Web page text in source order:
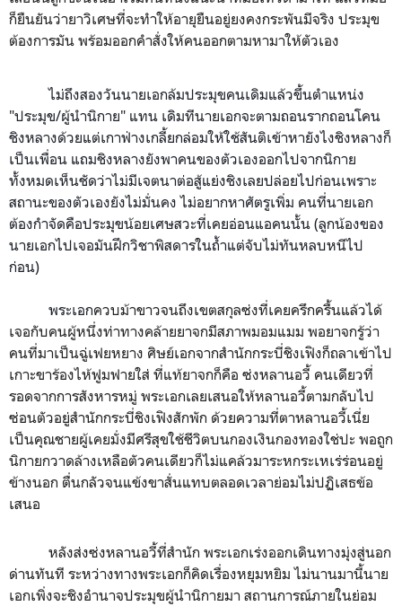
ก็ยืนยันว่ายาวิเศษที่จะทำให้อายุยืนอยู่ยงคงกระพันมีจริง ประมุข
ต้องการมัน พร้อมออกคำสั่งให้คนออกตามหามาให้ตัวเอง
ไม่ถึงสองวันนายเอกล้มประมุขคนเดิมแล้วขึ้นตำแหน่ง
"ประมุข/ผู้นำนิกาย" แทน เดิมทีนายเอกจะตามถอนรากถอนโคน
ชิงหลางด้วยแต่เกาฟ่างเกลี้ยกล่อมให้ใช้สันติเข้าหายังไงชิงหลางก็
เป็นเพื่อน แถมชิงหลางยังพาคนของตัวเองออกไปจากนิกาย
ทั้งหมดเห็นชัดว่าไม่มีเจตนาต่อสู้แย่งชิงเลยปล่อยไปก่อนเพราะ
สถานะของตัวเองยังไม่มั่นคง ไม่อยากหาศัตรูเพิ่ม คนที่นายเอก
ต้องกำจัดคือประมุขน้อยเศษสวะที่เคยอ่อนแอคนนั้น (ลูกน้องของ
นายเอกไปเจอมันฝึกวิชาพิสดารในถ้ำแต่จับไม่ทันหลบหนีไป
ก่อน)
พระเอกควบม้าขาวจนถึงเขตสกุลซ่งที่เคยครึกครื้นแล้วได้
เจอกับคนผู้หนึ่งท่าทางคล้ายยาจกมีสภาพมอมแมม พอยาจกรู้ว่า
คนที่มาเป็นฉู่เฟยหยาง ศิษย์เอกจากสำนักกระบี่ชิงเฟิงก็ถลาเข้าไป
เกาะขาร้องไห้ฟูมฟายใส่ ที่แท้ยาจกก็คือ ซ่งหลานอวี้ คนเดียวที่
รอดจากการสังหารหมู่ พระเอกเลยเสนอให้หลานอวี้ตามกลับไป
ซ่อนตัวอยู่สำนักกระบี่ชิงเฟิงสักพัก ด้วยความที่ตาหลานอวี้เนี่ย
เป็นคุณชายผู้เคยมั่งมีศรีสุขใช้ชีวิตบนกองเงินกองทองใช่ปะ พอถูก
นิกายกวาดล้างเหลือตัวคนเดียวก็ไม่แคล้วมาระหกระเหเร่ร่อนอยู่
ข้างนอก ตื่นกลัวจนแข้งขาสั่นแทบตลอดเวลาย่อมไม่ปฏิเสธข้อ
เสนอ
หลังส่งซ่งหลานอวี้ที่สำนัก พระเอกเร่งออกเดินทางมุ่งสู่นอก
ด่านทันที ระหว่างทางพระเอกก็คิดเรื่องหยุมหยิม ไม่นานมานี้นาย
เอกเพิ่งจะชิงอำนาจประมุขผู้นำนิกายมา สถานการณ์ภายในย่อม